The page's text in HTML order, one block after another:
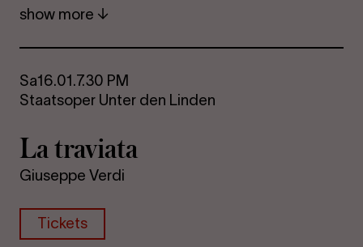
show more
Sa16.01.7.30 PM
Staatsoper Unter den Linden
La travi­ata
Giuseppe Verdi
Tickets